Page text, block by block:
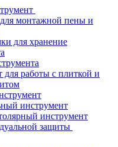
монтажной пены и
для хранение
для работы с плиткой и
инструмент
инструмент
защиты